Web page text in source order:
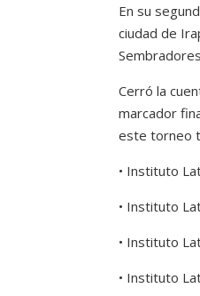
En su
ciudad de
Cerró la
marcador
este torneo
• Instituto
• Instituto
• Instituto
• Instituto